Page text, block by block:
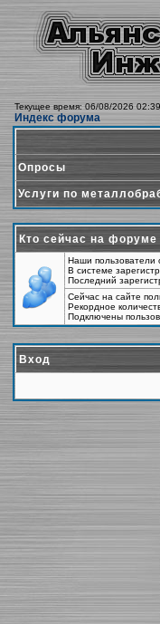
Текущее время: 06/08/2026
Индекс форума
Опросы
Услуги по
Кто сейчас на форуме
Наши пользователи
В системе
Последний
Сейчас на сайте
Рекордное
Подключены
Вход